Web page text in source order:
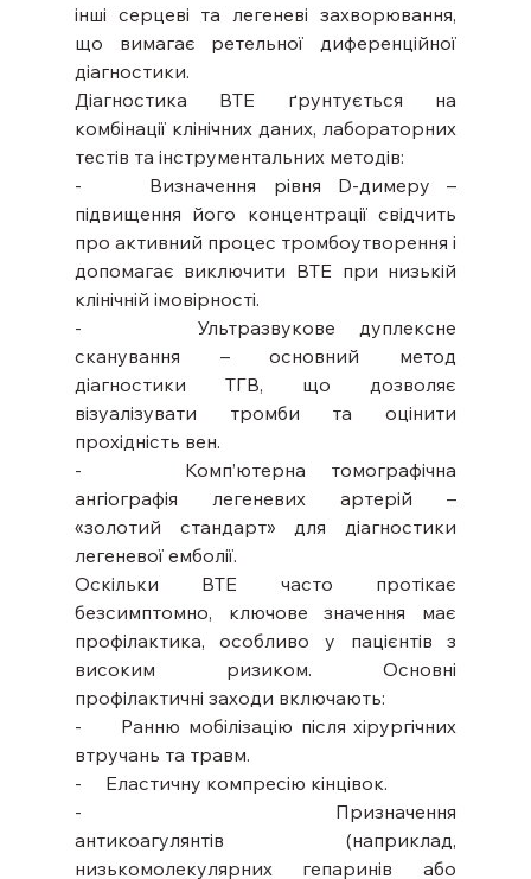
інші серцеві та легеневі захворювання,
що вимагає ретельної диференційної
діагностики.
Діагностика ВТЕ ґрунтується на
комбінації клінічних даних, лабораторних
тестів та інструментальних методів:
-    Визначення рівня D-димеру –
підвищення його концентрації свідчить
про активний процес тромбоутворення і
допомагає виключити ВТЕ при низькій
клінічній імовірності.
-     Ультразвукове дуплексне
сканування – основний метод
діагностики ТГВ, що дозволяє
візуалізувати тромби та оцінити
прохідність вен.
-    Комп’ютерна томографічна
ангіографія легеневих артерій –
«золотий стандарт» для діагностики
легеневої емболії.
Оскільки ВТЕ часто протікає
безсимптомно, ключове значення має
профілактика, особливо у пацієнтів з
високим ризиком. Основні
профілактичні заходи включають:
-     Ранню мобілізацію після хірургічних
втручань та травм.
-     Еластичну компресію кінцівок.
-    Призначення
антикоагулянтів (наприклад,
низькомолекулярних гепаринів або